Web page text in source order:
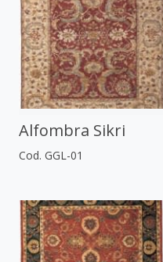
Alfombra Sikri
Cod. GGL-01